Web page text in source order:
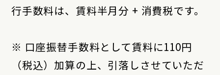
行手数料は、賃料半月分 + 消費税です。
※ 口座振替手数料として賃料に110円
（税込）加算の上、引落しさせていただ